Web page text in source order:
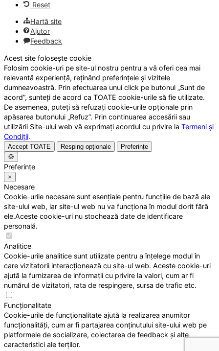
Reset
Hartă site
Ajutor
Feedback
Acest site folosește cookie
Folosim cookie-uri pe site-ul nostru pentru a vă oferi cea mai
relevantă experiență, reținând preferințele și vizitele
dumneavoastră. Prin efectuarea unui click pe butonul „Sunt de
acord”, sunteți de acord ca TOATE cookie-urile să fie utilizate.
De asemenea, puteți să refuzați cookie-urile opționale prin
apăsarea butonului „Refuz”. Prin continuarea accesării sau
utilizării Site-ului web vă exprimați acordul cu privire la Termeni și
Condiții.
Accept TOATE Resping opționale
Preferințe
🍪
Preferințe
×
Necesare
Cookie-urile necesare sunt esențiale pentru funcțiile de bază ale
site-ului web, iar site-ul web nu va funcționa în modul dorit fără
ele.Aceste cookie-uri nu stochează date de identificare
personală.
Analitice
Cookie-urile analitice sunt utilizate pentru a înțelege modul în
care vizitatorii interacționează cu site-ul web. Aceste cookie-uri
ajută la furnizarea de informații cu privire la valori, cum ar fi
numărul de vizitatori, rata de respingere, sursa de trafic etc.
Funcționalitate
Cookie-urile de funcționalitate ajută la realizarea anumitor
funcționalități, cum ar fi partajarea conținutului site-ului web pe
platformele de socializare, colectarea de feedback și alte
caracteristici ale terților.